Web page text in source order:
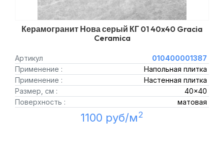
Керамогранит Нова серый КГ 01 40x40 Gracia
Ceramica
Артикул
010400001387
Применение :
Напольная плитка
Применение :
Настенная плитка
Размер, см :
40x40
Поверхность :
матовая
1100 руб/м2